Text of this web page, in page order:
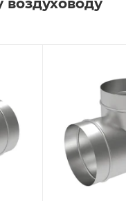
воздуховоду